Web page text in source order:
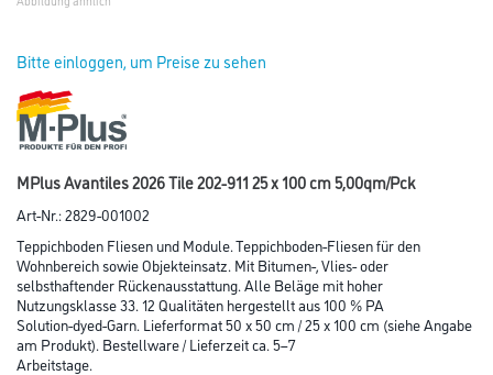
Bitte einloggen, um Preise zu sehen
MPlus Avantiles 2026 Tile 202-911 25 x 100 cm 5,00qm/Pck
Art-Nr.:2829-001002
Teppichboden Fliesen und Module. Teppichboden-Fliesen für den
Wohnbereich sowie Objekteinsatz. Mit Bitumen-, Vlies- oder
selbsthaftender Rückenausstattung. Alle Beläge mit hoher
Nutzungsklasse 33. 12 Qualitäten hergestellt aus 100 % PA
Solution-dyed-Garn. Lieferformat 50 x 50 cm / 25 x 100 cm (siehe Angabe
am Produkt). Bestellware / Lieferzeit ca. 5–7
Arbeitstage.